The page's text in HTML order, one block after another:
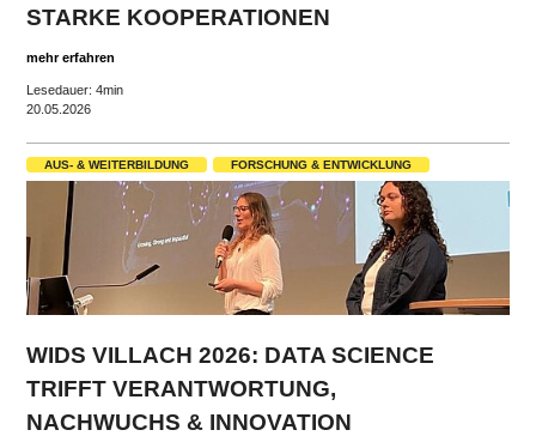
STARKE KOOPERATIONEN
mehr erfahren
Lesedauer: 4min
20.05.2026
AUS- & WEITERBILDUNG FORSCHUNG & ENTWICKLUNG
WIDS VILLACH 2026: DATA SCIENCE
TRIFFT VERANTWORTUNG,
NACHWUCHS & INNOVATION